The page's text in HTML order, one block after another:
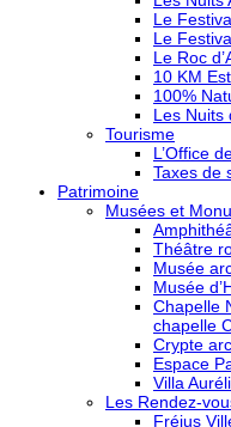
Le
Le
Le Roc
10 KM
100%
Les Nuits
Tourisme
L’Office
Taxes de
Patrimoine
Musées et
Théâtre
Musée
Musée
Chapelle
chapelle
Crypte
Espace
Villa
Les Rendez-
Fréjus